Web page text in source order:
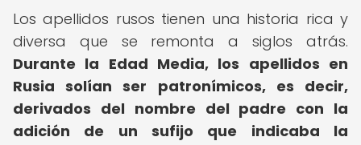
Los apellidos rusos tienen una historia rica y
diversa que se remonta a siglos atrás.
Durante la Edad Media, los apellidos en
Rusia solían ser patronímicos, es decir,
derivados del nombre del padre con la
adición de un sufijo que indicaba la